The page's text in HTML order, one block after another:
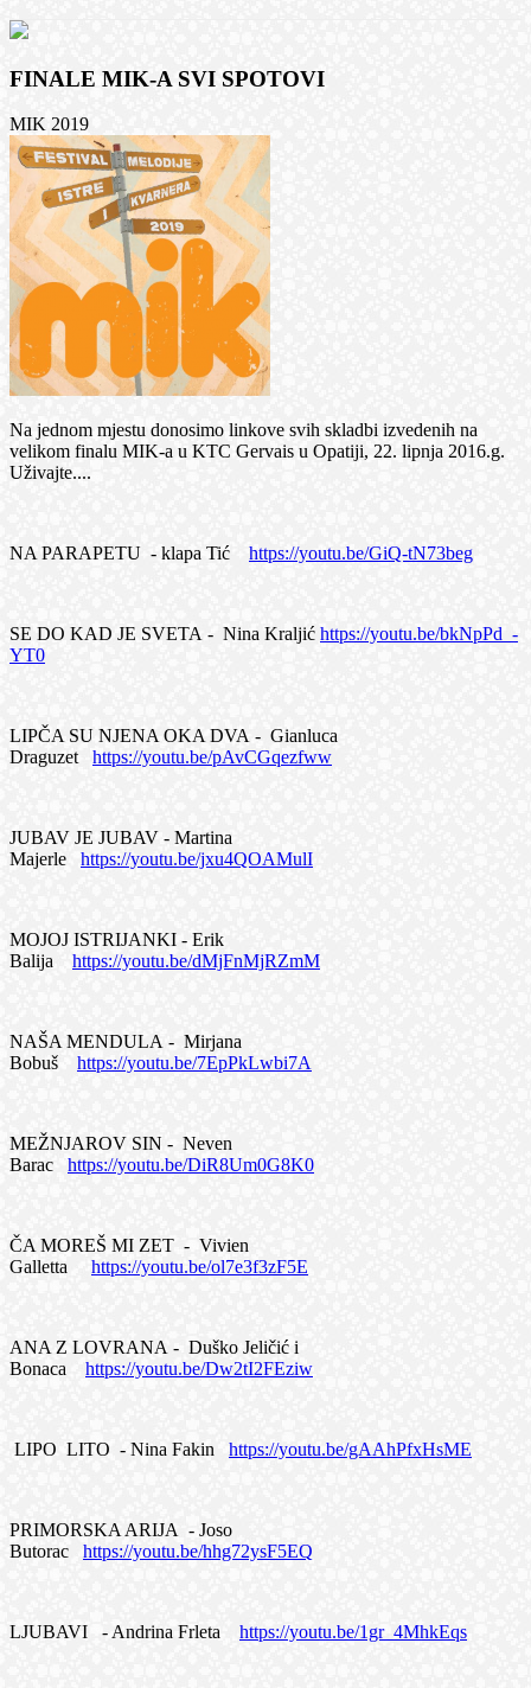
FINALE MIK-A SVI SPOTOVI
MIK 2019
Na jednom mjestu donosimo linkove svih skladbi izvedenih na
velikom finalu MIK-a u KTC Gervais u Opatiji, 22. lipnja 2016.g.
Uživajte....
NA PARAPETU - klapa Tić https://youtu.be/GiQ-tN73beg
SE DO KAD JE SVETA - Nina Kraljić https://youtu.be/bkNpPd_-
YT0
LIPČA SU NJENA OKA DVA - Gianluca
Draguzet https://youtu.be/pAvCGqezfww
JUBAV JE JUBAV - Martina
Majerle https://youtu.be/jxu4QOAMulI
MOJOJ ISTRIJANKI - Erik
Balija https://youtu.be/dMjFnMjRZmM
NAŠA MENDULA - Mirjana
Bobuš https://youtu.be/7EpPkLwbi7A
MEŽNJAROV SIN - Neven
Barac https://youtu.be/DiR8Um0G8K0
ČA MOREŠ MI ZET - Vivien
Galletta https://youtu.be/ol7e3f3zF5E
ANA Z LOVRANA - Duško Jeličić i
Bonaca https://youtu.be/Dw2tI2FEziw
LIPO LITO - Nina Fakin https://youtu.be/gAAhPfxHsME
PRIMORSKA ARIJA - Joso
Butorac https://youtu.be/hhg72ysF5EQ
LJUBAVI - Andrina Frleta https://youtu.be/1gr_4MhkEqs